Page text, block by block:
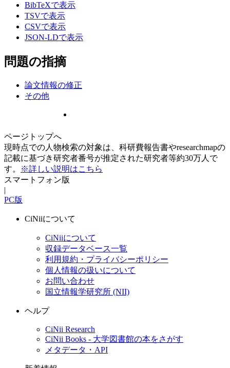
BibTeXで表示
TSVで表示
CSVで表示
JSON-LDで表示
問題の指摘
論文情報の修正
その他
ページトップへ
現時点での人物検索の対象は、科研費報告書やresearchmapの
記載に基づき研究者番号が推定された研究者等約30万人で
す。
※詳しい説明はこちら
スマートフォン版
|
PC版
CiNiiについて
CiNiiについて
収録データベース一覧
利用規約・プライバシーポリシー
個人情報の扱いについて
お問い合わせ
国立情報学研究所 (NII)
ヘルプ
CiNii Research
CiNii Books - 大学図書館の本をさがす
メタデータ・API